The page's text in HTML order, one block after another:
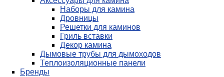
Наборы для камина
Дровницы
Решетки для каминов
Гриль вставки
Декор камина
Дымовые трубы для дымоходов
Теплоизоляционные панели
Бренды